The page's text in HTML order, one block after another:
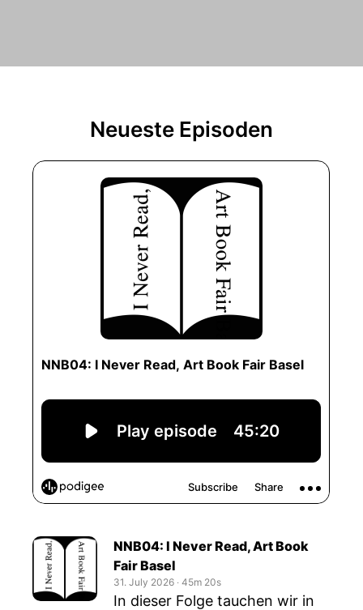
Neueste Episoden
NNB04: I Never Read, Art Book
Fair Basel
31. July 2026 ‧ 45m 20s
In dieser Folge tauchen wir in